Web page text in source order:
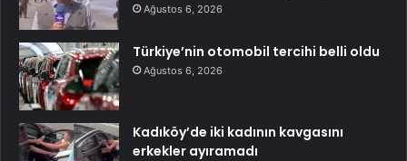
Ağustos 6, 2026
Türkiye’nin otomobil tercihi belli oldu
Ağustos 6, 2026
Kadıköy’de iki kadının kavgasını
erkekler ayıramadı